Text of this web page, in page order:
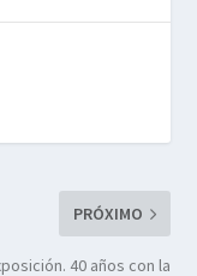
PRÓXIMO
40 años con la